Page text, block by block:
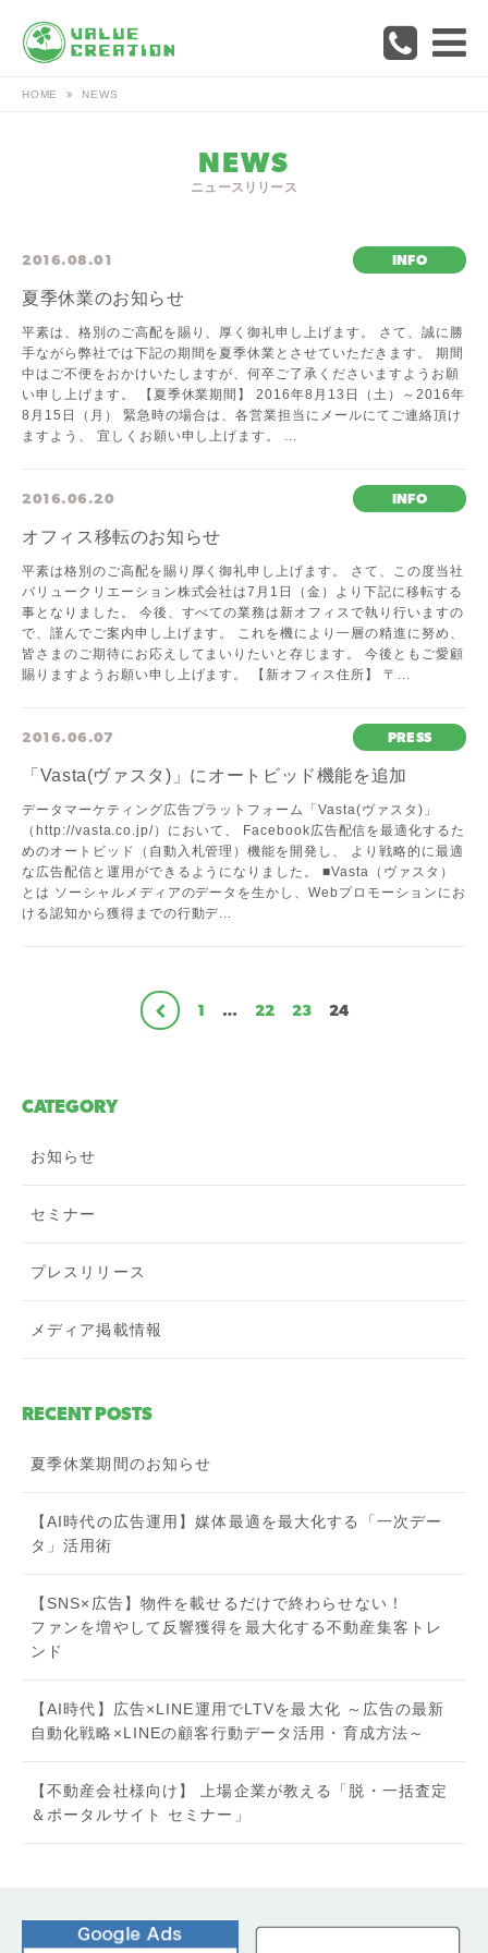
HOME NEWS
NEWS
ニュースリリース
2016.08.01 INFO
夏季休業のお知らせ
平素は、格別のご高配を賜り、厚く御礼申し上げます。 さて、誠に勝
手ながら弊社では下記の期間を夏季休業とさせていただきます。 期間
中はご不便をおかけいたしますが、何卒ご了承くださいますようお願
い申し上げます。 【夏季休業期間】 2016年8月13日（土）～2016年
8月15日（月） 緊急時の場合は、各営業担当にメールにてご連絡頂け
ますよう、 宜しくお願い申し上げます。 ...
2016.06.20 INFO
オフィス移転のお知らせ
平素は格別のご高配を賜り厚く御礼申し上げます。 さて、この度当社
バリュークリエーション株式会社は7月1日（金）より下記に移転する
事となりました。 今後、すべての業務は新オフィスで執り行いますの
で、謹んでご案内申し上げます。 これを機により一層の精進に努め、
皆さまのご期待にお応えしてまいりたいと存じます。 今後ともご愛顧
賜りますようお願い申し上げます。 【新オフィス住所】 〒...
2016.06.07 PRESS
「Vasta(ヴァスタ)」にオートビッド機能を追加
データマーケティング広告プラットフォーム「Vasta(ヴァスタ)」
（http://vasta.co.jp/）において、 Facebook広告配信を最適化するた
めのオートビッド（自動入札管理）機能を開発し、 より戦略的に最適
な広告配信と運用ができるようになりました。 ■Vasta（ヴァスタ）
とは ソーシャルメディアのデータを生かし、Webプロモーションにお
ける認知から獲得までの行動デ...
1 … 22 23 24
CATEGORY
お知らせ
セミナー
プレスリリース
メディア掲載情報
RECENT POSTS
夏季休業期間のお知らせ
【AI時代の広告運用】媒体最適を最大化する「一次デー
タ」活用術
【SNS×広告】物件を載せるだけで終わらせない！
ファンを増やして反響獲得を最大化する不動産集客トレ
ンド
【AI時代】広告×LINE運用でLTVを最大化 ～広告の最新
自動化戦略×LINEの顧客行動データ活用・育成方法～
【不動産会社様向け】 上場企業が教える「脱・一括査定
＆ポータルサイト セミナー」